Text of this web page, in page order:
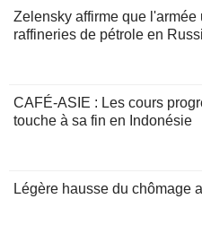
Zelensky affirme que
raffineries de pétrole en
CAFÉ-ASIE : Les cours
touche à sa fin en Indonésie
Légère hausse du chômage